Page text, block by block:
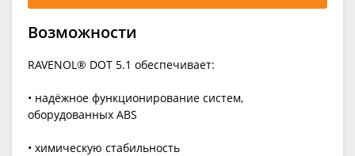
Возможности
RAVENOL® DOT 5.1 обеспечивает:
• надёжное функционирование систем,
оборудованных ABS
• химическую стабильность